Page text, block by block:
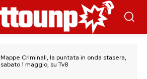
Mappe Criminali, la puntata in onda stasera,
sabato 1 maggio, su Tv8